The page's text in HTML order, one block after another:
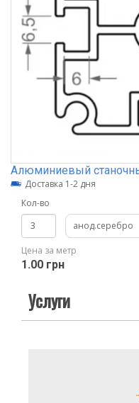
Алюминиевый
Доставка 1-2 дня
Кол-во
анод.серебро
Цена за метр
1.00 грн
Услуги